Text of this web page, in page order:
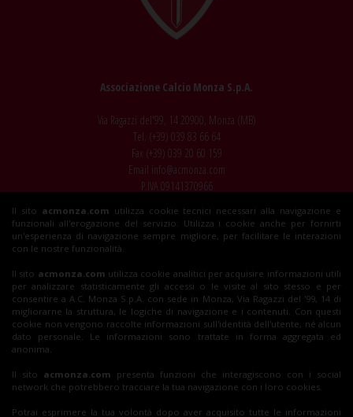
Associazione Calcio Monza S.p.A.
Via Ragazzi del'99, 14 20900, Monza (MB)
Tel. (+39) 039 83 66 64
Fax (+39) 039 20 60 159
Email info@acmonza.com
P.IVA 09141370966
© 2026 AC Monza
All rights reserved
Insieme al Monza
Biglietti
Il sito acmonza.com utilizza cookie tecnici necessari alla navigazione e
funzionali all'erogazione del servizio. Utilizza i cookie anche per fornirti
un'esperienza di navigazione sempre migliore, per facilitare le interazioni
con le nostre funzionalità.
Il sito acmonza.com utilizza cookie analitici per acquisire informazioni utili
per analizzare statisticamente gli accessi o le visite al sito stesso e per
consentire a A.C. Monza S.p.A. con sede in Monza, Via Ragazzi del '99, 14 di
migliorarne la struttura, le logiche di navigazione e i contenuti. Con questi
cookie non vengono raccolte informazioni sull'identità dell'utente, né alcun
dato personale. Le informazioni sono trattate in forma aggregata ed
anonima.
Il sito acmonza.com presenta funzioni che interagiscono con i social
network che potrebbero tracciare la tua navigazione con i loro cookies.
Potrai esprimere la tua volontà dopo aver acquisito tutte le informazioni